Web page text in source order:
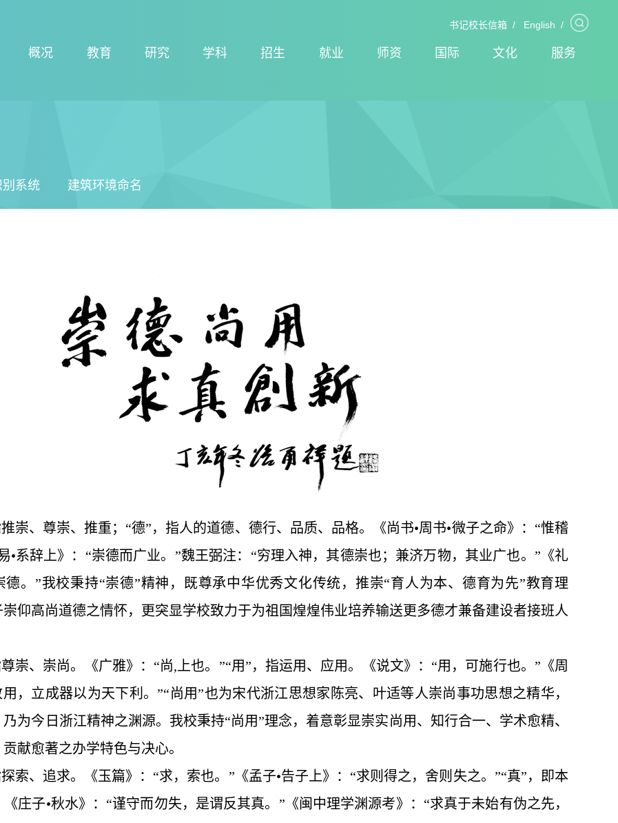
书记校长信箱 / English /
概况 教育 研究 学科 招生 就业 师资 国际 文化 服务
系统 建筑环境命名
崇、尊崇、推重；“德”，指人的道德、德行、品质、品格。《尚书•周书•微子之命》：“惟稽
•系辞上》：“崇德而广业。”魏王弼注：“穷理入神，其德崇也；兼济万物，其业广也。”《礼
德。”我校秉持“崇德”精神，既尊承中华优秀文化传统，推崇“育人为本、德育为先”教育理
仰高尚道德之情怀，更突显学校致力于为祖国煌煌伟业培养输送更多德才兼备建设者接班人
崇、崇尚。《广雅》：“尚,上也。”“用”，指运用、应用。《说文》：“用，可施行也。”《周
，立成器以为天下利。”“尚用”也为宋代浙江思想家陈亮、叶适等人崇尚事功思想之精华，
为今日浙江精神之渊源。我校秉持“尚用”理念，着意彰显崇实尚用、知行合一、学术愈精、
献愈著之办学特色与决心。
索、追求。《玉篇》：“求，索也。”《孟子•告子上》：“求则得之，舍则失之。”“真”，即本
庄子•秋水》：“谨守而勿失，是谓反其真。”《闽中理学渊源考》：“求真于未始有伪之先，